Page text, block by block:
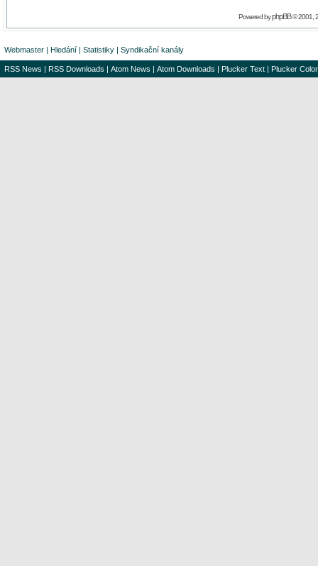
Powered byphpBB© 2001,
Webmaster | Hledání | Statistiky | Syndikační kanály
RSS News | RSS Downloads | Atom News | Atom Downloads | Plucker Text | Plucker Color